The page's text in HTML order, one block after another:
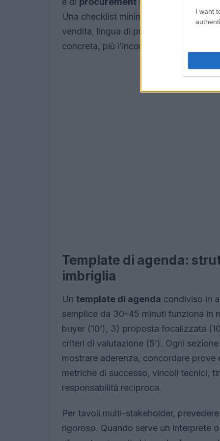
I want
Una checklist minima aiuta: requisiti
vendita, lingua di progetto, valuta di
concreta, più l’incontro diventa un
Template di agenda:
imbriglia
Un template di agenda condiviso in
semplice da 30–45 minuti funziona in
buyer (10’), 3) proposta focalizzata
criteri di valutazione (5’). Ogni
mostrare aderenza, concordare prove
metriche di successo, vincoli tecnici,
responsabilità reciproca.
Per tavoli multi-stakeholder,
rigoroso. Quando serve un interprete